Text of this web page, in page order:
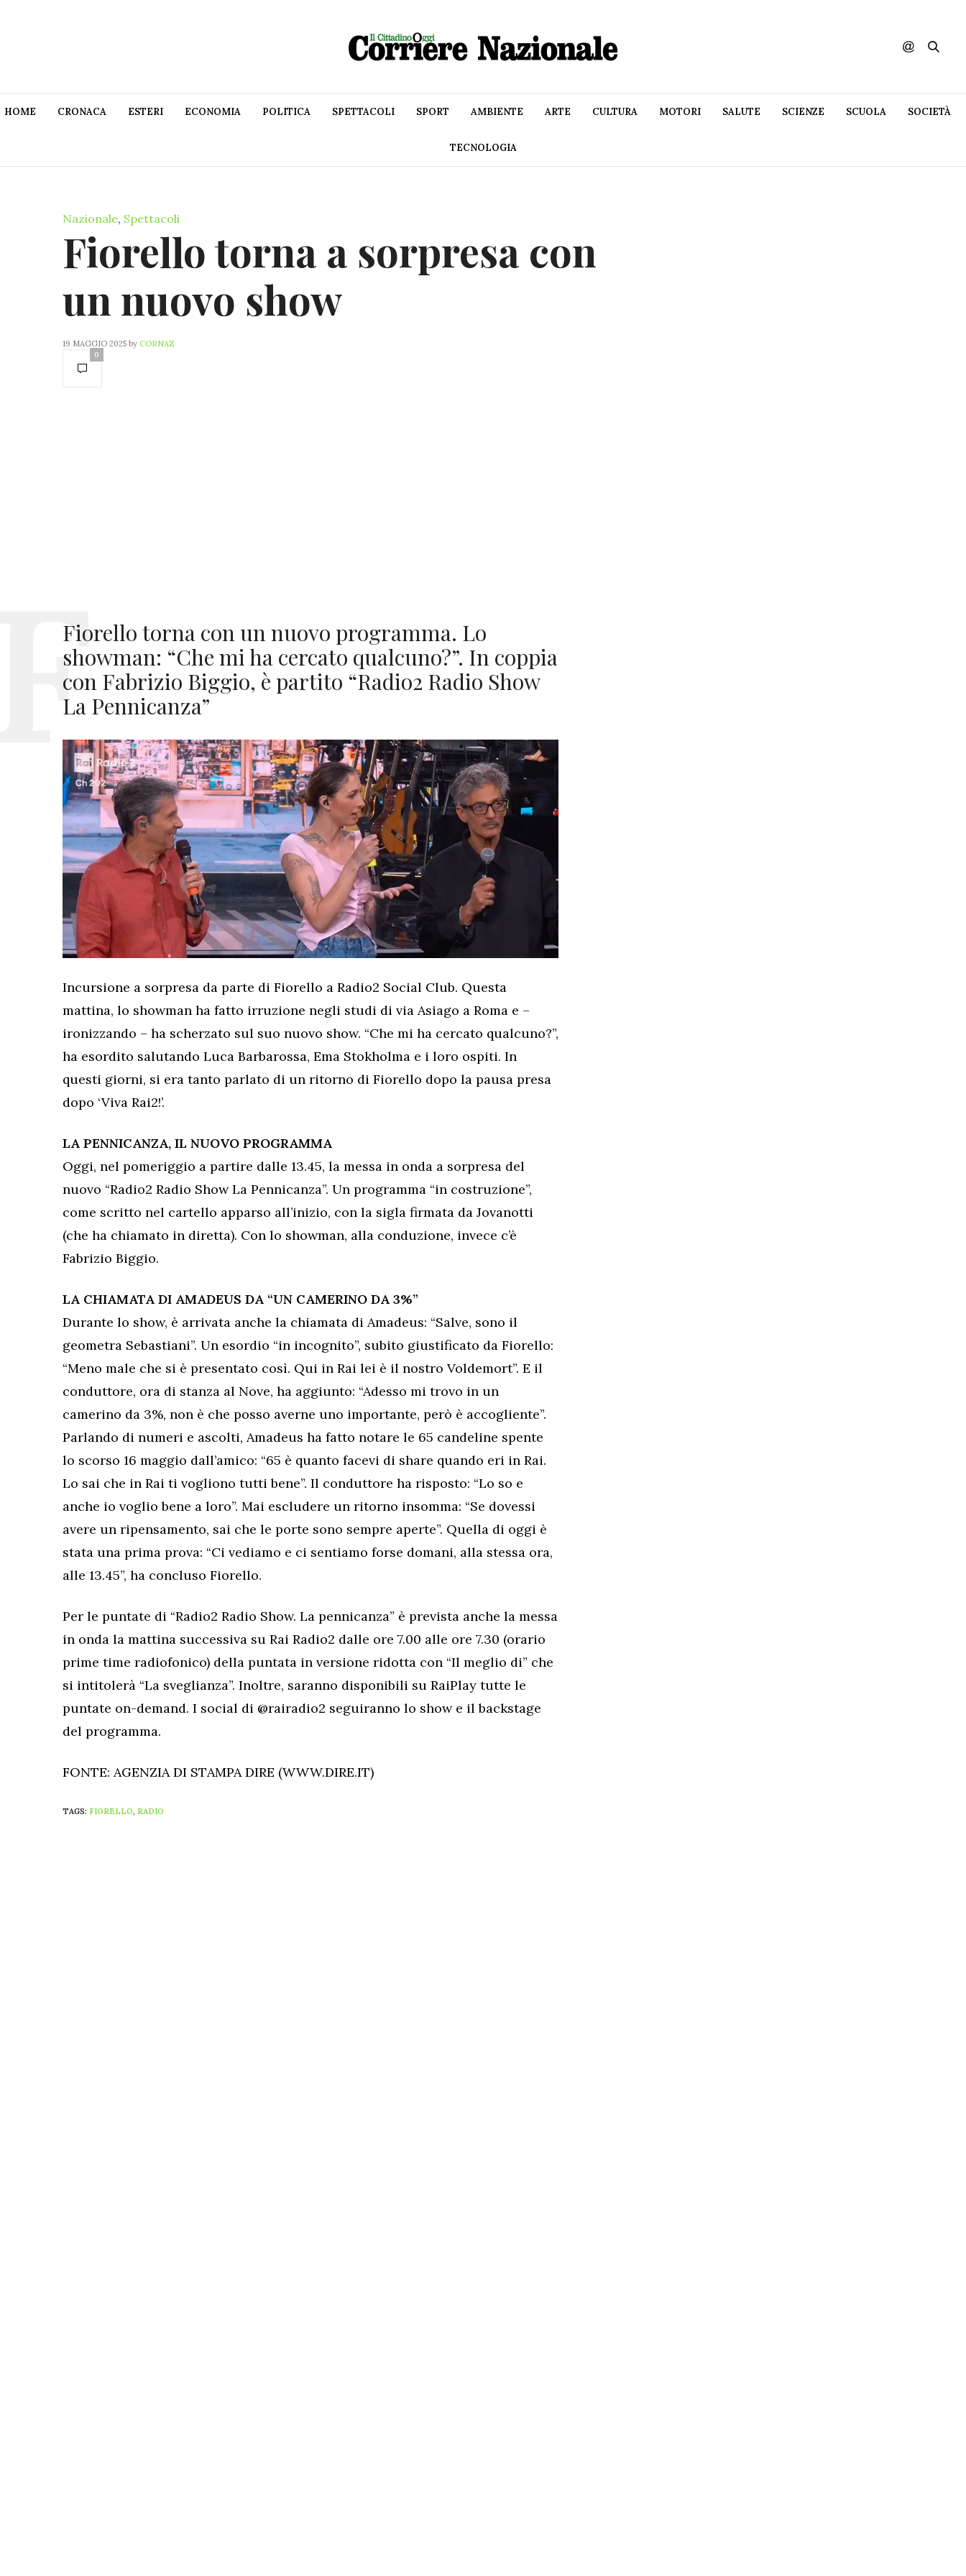
HOME CRONACA ESTERI ECONOMIA POLITICA SPETTACOLI SPORT AMBIENTE ARTE CULTURA MOTORI SALUTE SCIENZE SCUOLA SOCIETÀ
TECNOLOGIA
Nazionale, Spettacoli
Fiorello torna a sorpresa con
un nuovo show
19 MAGGIO 2025 by CORNAZ
0
Fiorello torna con un nuovo programma. Lo
showman: “Che mi ha cercato qualcuno?”. In coppia
con Fabrizio Biggio, è partito “Radio2 Radio Show
La Pennicanza”
Incursione a sorpresa da parte di Fiorello a Radio2 Social Club. Questa
mattina, lo showman ha fatto irruzione negli studi di via Asiago a Roma e –
ironizzando – ha scherzato sul suo nuovo show. “Che mi ha cercato qualcuno?”,
ha esordito salutando Luca Barbarossa, Ema Stokholma e i loro ospiti. In
questi giorni, si era tanto parlato di un ritorno di Fiorello dopo la pausa presa
dopo ‘Viva Rai2!’.
LA PENNICANZA, IL NUOVO PROGRAMMA
Oggi, nel pomeriggio a partire dalle 13.45, la messa in onda a sorpresa del
nuovo “Radio2 Radio Show La Pennicanza”. Un programma “in costruzione”,
come scritto nel cartello apparso all’inizio, con la sigla firmata da Jovanotti
(che ha chiamato in diretta). Con lo showman, alla conduzione, invece c’è
Fabrizio Biggio.
LA CHIAMATA DI AMADEUS DA “UN CAMERINO DA 3%”
Durante lo show, è arrivata anche la chiamata di Amadeus: “Salve, sono il
geometra Sebastiani”. Un esordio “in incognito”, subito giustificato da Fiorello:
“Meno male che si è presentato così. Qui in Rai lei è il nostro Voldemort”. E il
conduttore, ora di stanza al Nove, ha aggiunto: “Adesso mi trovo in un
camerino da 3%, non è che posso averne uno importante, però è accogliente”.
Parlando di numeri e ascolti, Amadeus ha fatto notare le 65 candeline spente
lo scorso 16 maggio dall’amico: “65 è quanto facevi di share quando eri in Rai.
Lo sai che in Rai ti vogliono tutti bene”. Il conduttore ha risposto: “Lo so e
anche io voglio bene a loro”. Mai escludere un ritorno insomma: “Se dovessi
avere un ripensamento, sai che le porte sono sempre aperte”. Quella di oggi è
stata una prima prova: “Ci vediamo e ci sentiamo forse domani, alla stessa ora,
alle 13.45”, ha concluso Fiorello.
Per le puntate di “Radio2 Radio Show. La pennicanza” è prevista anche la messa
in onda la mattina successiva su Rai Radio2 dalle ore 7.00 alle ore 7.30 (orario
prime time radiofonico) della puntata in versione ridotta con “Il meglio di” che
si intitolerà “La sveglianza”. Inoltre, saranno disponibili su RaiPlay tutte le
puntate on-demand. I social di @rairadio2 seguiranno lo show e il backstage
del programma.
FONTE: AGENZIA DI STAMPA DIRE (WWW.DIRE.IT)
TAGS: FIORELLO, RADIO